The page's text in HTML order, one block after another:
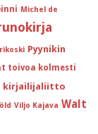
Michel de
Pyynikin
toivoa kolmesti
kirjailijaliitto
Viljo Kajava Walt